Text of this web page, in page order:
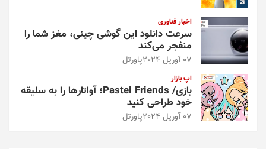
اخبار فناوری
سرعت دانلود این گوشی چینی، مغز شما را
منفجر می‌کند
07 آوریل 2024 پاورتل
اپ بازار
بازی/ Pastel Friends؛ آواتارها را به سلیقه
خود طراحی کنید
07 آوریل 2024 پاورتل